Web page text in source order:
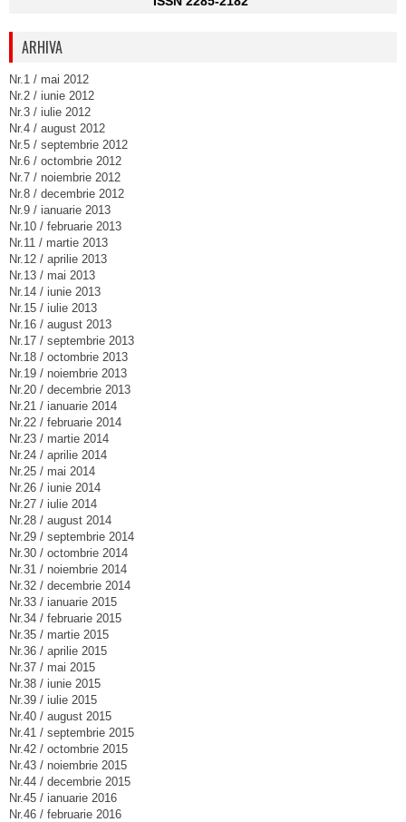
ARHIVA
Nr.1 / mai 2012
Nr.2 / iunie 2012
Nr.3 / iulie 2012
Nr.4 / august 2012
Nr.5 / septembrie 2012
Nr.6 / octombrie 2012
Nr.7 / noiembrie 2012
Nr.8 / decembrie 2012
Nr.9 / ianuarie 2013
Nr.10 / februarie 2013
Nr.11 / martie 2013
Nr.12 / aprilie 2013
Nr.13 / mai 2013
Nr.14 / iunie 2013
Nr.15 / iulie 2013
Nr.16 / august 2013
Nr.17 / septembrie 2013
Nr.18 / octombrie 2013
Nr.19 / noiembrie 2013
Nr.20 / decembrie 2013
Nr.21 / ianuarie 2014
Nr.22 / februarie 2014
Nr.23 / martie 2014
Nr.24 / aprilie 2014
Nr.25 / mai 2014
Nr.26 / iunie 2014
Nr.27 / iulie 2014
Nr.28 / august 2014
Nr.29 / septembrie 2014
Nr.30 / octombrie 2014
Nr.31 / noiembrie 2014
Nr.32 / decembrie 2014
Nr.33 / ianuarie 2015
Nr.34 / februarie 2015
Nr.35 / martie 2015
Nr.36 / aprilie 2015
Nr.37 / mai 2015
Nr.38 / iunie 2015
Nr.39 / iulie 2015
Nr.40 / august 2015
Nr.41 / septembrie 2015
Nr.42 / octombrie 2015
Nr.43 / noiembrie 2015
Nr.44 / decembrie 2015
Nr.45 / ianuarie 2016
Nr.46 / februarie 2016